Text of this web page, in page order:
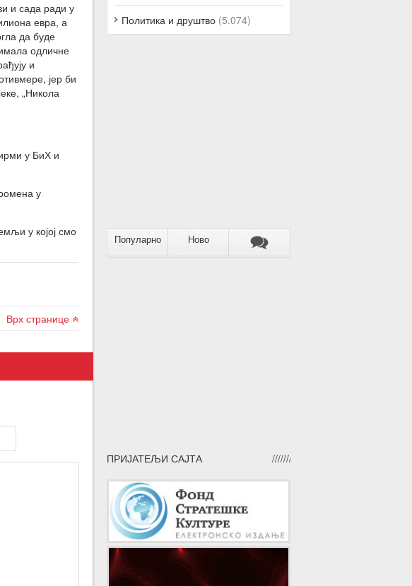
и сада ради у
евра, а
да буде
одличне
и
јер би
„Никола
у БиХ и
у
у којој смо
Врх странице
Политика и друштво (5.074)
Популарно Ново
ПРИЈАТЕЉИ САЈТА